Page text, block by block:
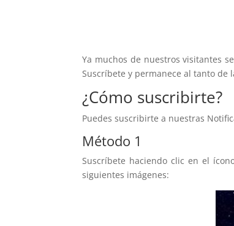
Ya muchos de nuestros visitantes
Suscríbete y permanece al tanto de
¿Cómo suscribirte?
Puedes suscribirte a nuestras
Método 1
Suscríbete haciendo clic en el
siguientes imágenes: